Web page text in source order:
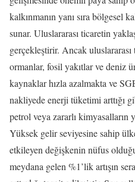
kalkınmanın yanı sıra bölgesel
sunar. Uluslararası ticaretin
gerçekleştirir. Ancak
ormanlar, fosil yakıtlar ve deniz
kaynaklar hızla azalmakta ve
nakliyede enerji tüketimi arttığı
petrol veya zararlı kimyasalların
Yüksek gelir seviyesine sahip
etkileyen değişkenin nüfus
meydana gelen %1’lik artışın